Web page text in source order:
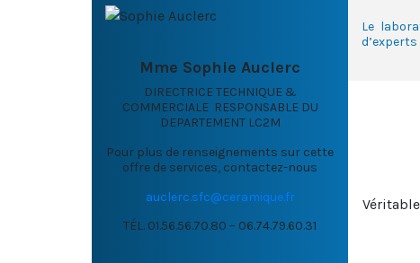
Mme Sophie Auclerc
DIRECTRICE TECHNIQUE &
COMMERCIALE RESPONSABLE DU
DEPARTEMENT LC2M
Pour plus de renseignements sur cette
offre de services, contactez-nous
auclerc.sfc@ceramique.fr
TÉL. 01.56.56.70.80 – 06.74.79.60.31
Le